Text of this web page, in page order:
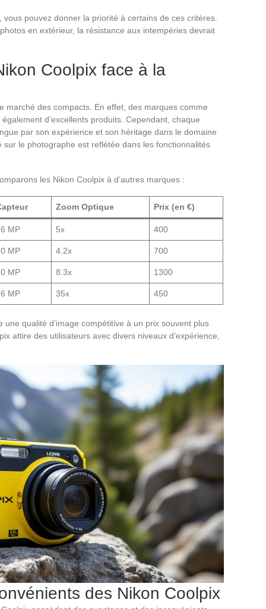
pouvez donner la priorité à certains de ces critères.
en extérieur, la résistance aux intempéries devrait
Coolpix face à la
marché des compacts. En effet, des marques comme
d’excellents produits. Cependant, chaque
par son expérience et son héritage dans le domaine
le photographe est reflétée dans les fonctionnalités
les Nikon Coolpix à d’autres marques :
Zoom Optique Prix (en €)
MP 5x 400
MP 4.2x 700
MP 8.3x 1300
MP 35x 450
qualité d’image compétitive à un prix souvent plus
attire des utilisateurs avec divers niveaux d’expérience,
des Nikon Coolpix